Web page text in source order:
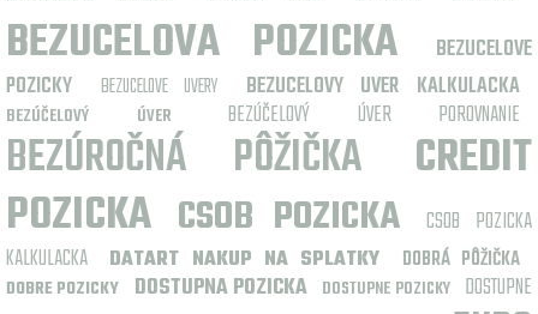
BEZUCELOVA POZICKA
BEZUCELOVE
POZICKY
BEZUCELOVE UVERY BEZUCELOVY UVER KALKULACKA
BEZÚČELOVÝ ÚVER BEZÚČELOVÝ ÚVER POROVNANIE
BEZÚROČNÁ PÔŽIČKA
CREDIT
POZICKA CSOB POZICKA
CSOB POZICKA
KALKULACKA
DATART NAKUP NA SPLATKY DOBRÁ PÔŽIČKA
DOBRE POZICKY DOSTUPNA POZICKA DOSTUPNE POZICKY DOSTUPNE